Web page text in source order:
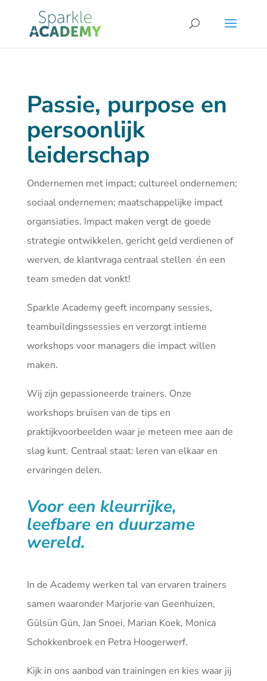
Passie, purpose en
persoonlijk
leiderschap
Ondernemen met impact; cultureel ondernemen;
sociaal ondernemen; maatschappelijke impact
organsiaties. Impact maken vergt de goede
strategie ontwikkelen, gericht geld verdienen of
werven, de klantvraga centraal stellen én een
team smeden dat vonkt!
Sparkle Academy geeft incompany sessies,
teambuildingssessies en verzorgt intieme
workshops voor managers die impact willen
maken.
Wij zijn gepassioneerde trainers. Onze
workshops bruisen van de tips en
praktijkvoorbeelden waar je meteen mee aan de
slag kunt. Centraal staat: leren van elkaar en
ervaringen delen.
Voor een kleurrijke,
leefbare en duurzame
wereld.
In de Academy werken tal van ervaren trainers
samen waaronder Marjorie van Geenhuizen,
Gülsün Gün, Jan Snoei, Marian Koek, Monica
Schokkenbroek en Petra Hoogerwerf.
Kijk in ons aanbod van trainingen en kies waar jij